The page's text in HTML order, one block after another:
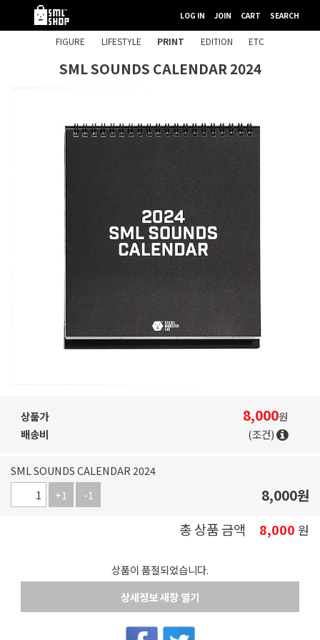
LOG IN JOIN CART SEARCH
FIGURE LIFESTYLE PRINT EDITION ETC
SML SOUNDS CALENDAR 2024
상품가 8,000원
배송비
(조건)
SML SOUNDS CALENDAR 2024
+1
-1 8,000원
총 상품 금액
8,000 원
상품이 품절되었습니다.
상세정보 새창 열기